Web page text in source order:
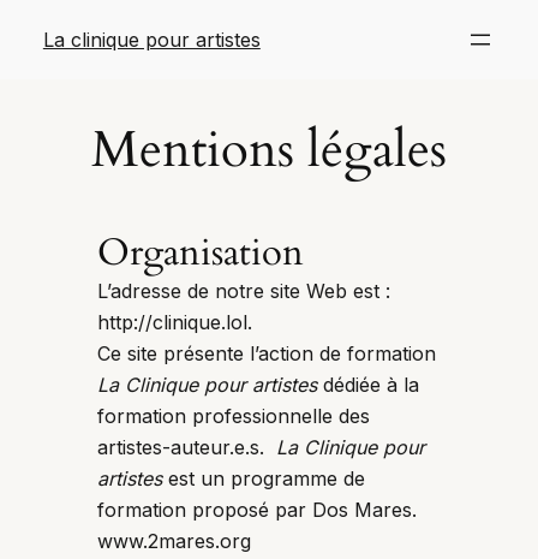
La clinique pour artistes
Mentions légales
Organisation
L’adresse de notre site Web est :
http://clinique.lol.
Ce site présente l’action de formation
La Clinique pour artistesdédiée à la
formation professionnelle des
artistes-auteur.e.s. La Clinique pour
artistesest un programme de
formation proposé par Dos Mares.
www.2mares.org